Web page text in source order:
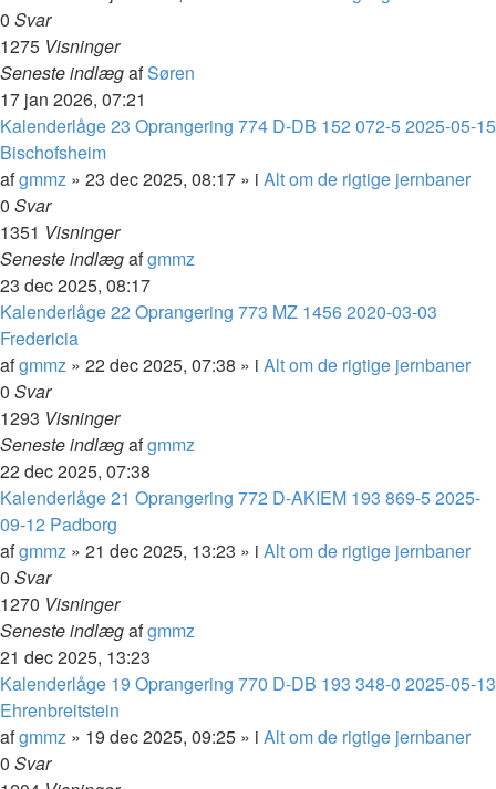
0 Svar
1275 Visninger
Seneste indlægafSøren
17 jan 2026, 07:21
Kalenderlåge 23 Oprangering 774 D-DB 152 072-5 2025-05-15
Bischofsheim
afgmmz » 23 dec 2025, 08:17 » i Alt om de rigtige jernbaner
0 Svar
1351 Visninger
Seneste indlægafgmmz
23 dec 2025, 08:17
Kalenderlåge 22 Oprangering 773 MZ 1456 2020-03-03
Fredericia
afgmmz » 22 dec 2025, 07:38 » i Alt om de rigtige jernbaner
0 Svar
1293 Visninger
Seneste indlægafgmmz
22 dec 2025, 07:38
Kalenderlåge 21 Oprangering 772 D-AKIEM 193 869-5 2025-
09-12 Padborg
afgmmz » 21 dec 2025, 13:23 » i Alt om de rigtige jernbaner
0 Svar
1270 Visninger
Seneste indlægafgmmz
21 dec 2025, 13:23
Kalenderlåge 19 Oprangering 770 D-DB 193 348-0 2025-05-13
Ehrenbreitstein
afgmmz » 19 dec 2025, 09:25 » i Alt om de rigtige jernbaner
0 Svar